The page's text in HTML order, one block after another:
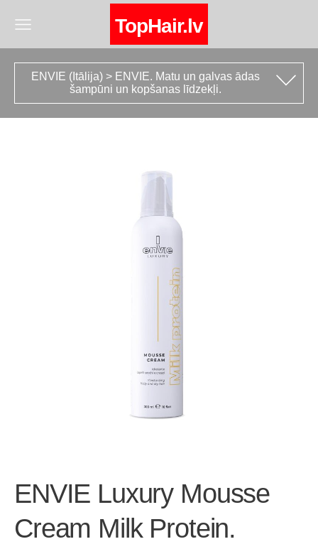
TopHair.lv
ENVIE (Itālija) > ENVIE. Matu un galvas ādas
šampūni un kopšanas līdzekļi.
ENVIE Luxury Mousse
Cream Milk Protein.